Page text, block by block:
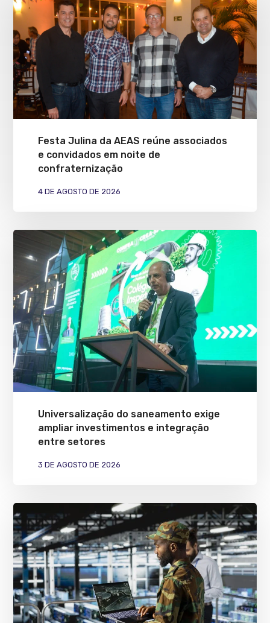
Festa Julina da AEAS reúne associados
e convidados em noite de
confraternização
4 DE AGOSTO DE 2026
Universalização do saneamento exige
ampliar investimentos e integração
entre setores
3 DE AGOSTO DE 2026